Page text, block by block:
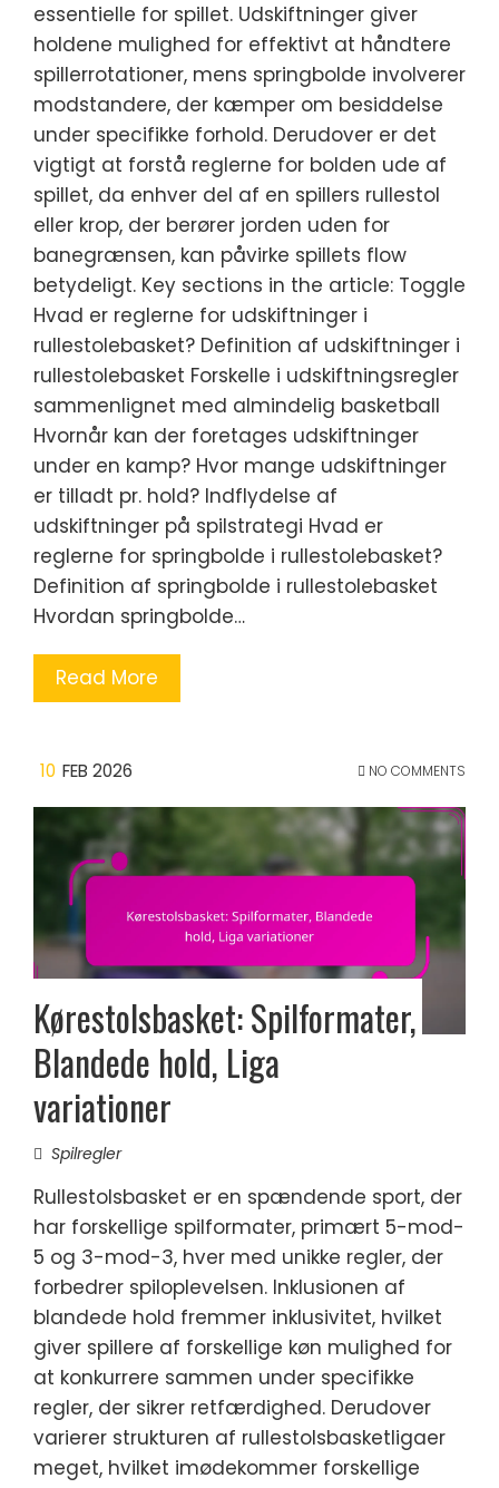
essentielle for spillet. Udskiftninger giver
holdene mulighed for effektivt at håndtere
spillerrotationer, mens springbolde involverer
modstandere, der kæmper om besiddelse
under specifikke forhold. Derudover er det
vigtigt at forstå reglerne for bolden ude af
spillet, da enhver del af en spillers rullestol
eller krop, der berører jorden uden for
banegrænsen, kan påvirke spillets flow
betydeligt. Key sections in the article: Toggle
Hvad er reglerne for udskiftninger i
rullestolebasket? Definition af udskiftninger i
rullestolebasket Forskelle i udskiftningsregler
sammenlignet med almindelig basketball
Hvornår kan der foretages udskiftninger
under en kamp? Hvor mange udskiftninger
er tilladt pr. hold? Indflydelse af
udskiftninger på spilstrategi Hvad er
reglerne for springbolde i rullestolebasket?
Definition af springbolde i rullestolebasket
Hvordan springbolde…
Read More
10 FEB 2026 NO COMMENTS
Kørestolsbasket: Spilformater,
Blandede hold, Liga
variationer
Spilregler
Rullestolsbasket er en spændende sport, der
har forskellige spilformater, primært 5-mod-
5 og 3-mod-3, hver med unikke regler, der
forbedrer spiloplevelsen. Inklusionen af
blandede hold fremmer inklusivitet, hvilket
giver spillere af forskellige køn mulighed for
at konkurrere sammen under specifikke
regler, der sikrer retfærdighed. Derudover
varierer strukturen af rullestolsbasketligaer
meget, hvilket imødekommer forskellige